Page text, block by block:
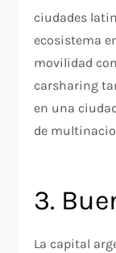
ciudades
ecosistema
movilidad
carsharing
en una
de
3.
La capital